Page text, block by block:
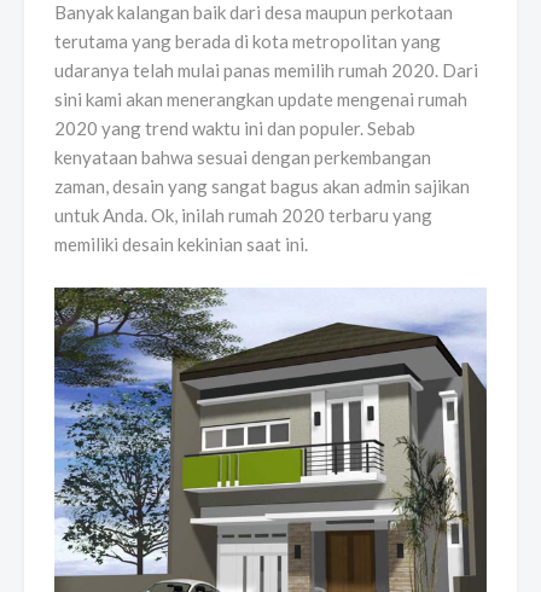
Banyak kalangan baik dari desa maupun perkotaan
terutama yang berada di kota metropolitan yang
udaranya telah mulai panas memilih rumah 2020. Dari
sini kami akan menerangkan update mengenai rumah
2020 yang trend waktu ini dan populer. Sebab
kenyataan bahwa sesuai dengan perkembangan
zaman, desain yang sangat bagus akan admin sajikan
untuk Anda. Ok, inilah rumah 2020 terbaru yang
memiliki desain kekinian saat ini.